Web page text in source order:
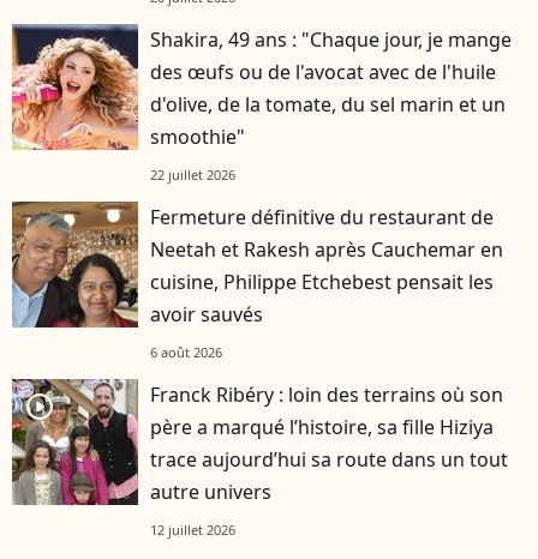
Shakira, 49 ans : "Chaque jour, je mange
des œufs ou de l'avocat avec de l'huile
d'olive, de la tomate, du sel marin et un
smoothie"
22 juillet 2026
Fermeture définitive du restaurant de
Neetah et Rakesh après Cauchemar en
cuisine, Philippe Etchebest pensait les
avoir sauvés
6 août 2026
player2
Franck Ribéry : loin des terrains où son
père a marqué l’histoire, sa fille Hiziya
trace aujourd’hui sa route dans un tout
autre univers
12 juillet 2026